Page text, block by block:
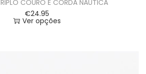
COURO E CORDA NÁUTICA
€24.95
Ver opções